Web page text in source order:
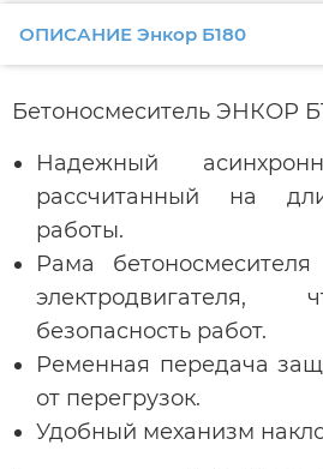
ОПИСАНИЕ Энкор Б180
Бетоносмеситель ЭНКОР
Надежный
рассчитанный на
работы.
Рама
безопасность работ.
Ременная передача
от перегрузок.
Удобный механизм